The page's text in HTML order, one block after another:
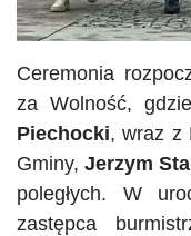
Ceremonia
za Wolność,
Piechocki, wraz z
Gminy,Jerzym
poległych. W
zastępca